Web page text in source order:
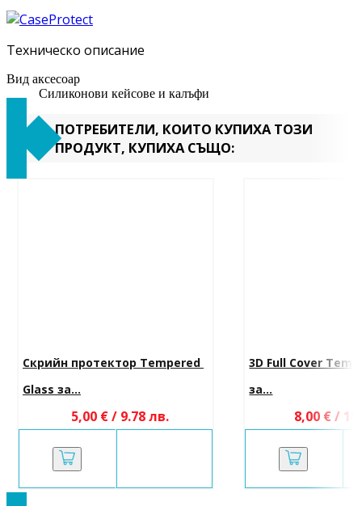
Техническо описание
Вид аксесоар
Силиконови кейсове и калъфи
ПОТРЕБИТЕЛИ, КОИТО КУПИХА ТОЗИ
ПРОДУКТ, КУПИХА СЪЩО:
Скрийн протектор Tempered
Glass за...
5,00 € / 9.78 лв.
3D Full Cover
за...
8,00 € /